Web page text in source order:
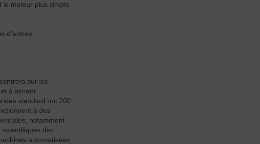
le moteur plus simple
d'entrée.
sur les
à aimant
standard ont 200
à des
notamment
des
automatisées